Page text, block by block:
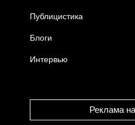
Публицистика
Блоги
Интервью
Реклама